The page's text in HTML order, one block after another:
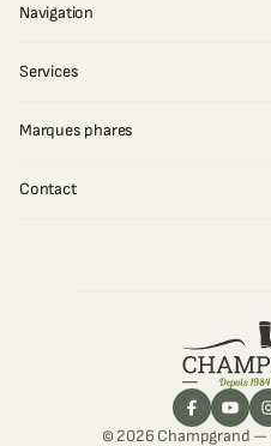
Navigation
Services
Marques phares
Contact
© 2026 Champgrand —